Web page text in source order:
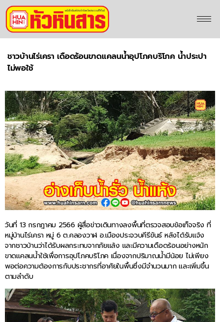
ชาวบ้านไร่เครา เดือดร้อนขาดแคลนน้ำอุปโภคบริโภค น้ำประปา
ไม่พอใช้
วันที่ 13 กรกฎาคม 2566 ผู้สื่อข่าวเดินทางลงพื้นที่ตรวจสอบข้อเท็จจริง ที่
หมู่บ้านไร่เครา หมู่ 6 ต.คลองวาฬ อ.เมืองประจวบคีรีขันธ์ หลังได้รับแจ้ง
จากชาวบ้านว่าได้รับผลกระทบจากภัยแล้ง และมีความเดือดร้อนอย่างหนัก
ขาดแคลนน้ำใช้เพื่อการอุปโภคบริโภค เนื่องจากปริมาณน้ำมีน้อย ไม่เพียง
พอต่อความต้องการกับประชากรที่อาศัยในพื้นซึ่งมีจำนวนมาก และเพิ่มขึ้น
ตามลำดับ